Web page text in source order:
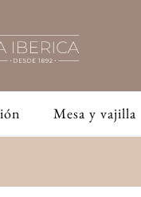
Mesa y vajilla